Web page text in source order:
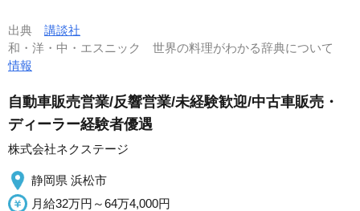
出典 講談社
和・洋・中・エスニック 世界の料理がわかる辞典について
情報
自動車販売営業/反響営業/未経験歓迎/中古車販売・
ディーラー経験者優遇
株式会社ネクステージ
静岡県 浜松市
月給32万円～64万4,000円